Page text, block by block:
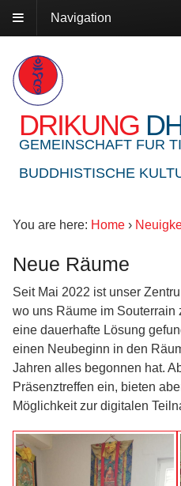
Navigation
DRIKUNG
GEMEINSCHAFT FUR
BUDDHISTISCHE
You are here: Home ›
Neue Räume
Seit Mai 2022 ist unser
wo uns Räume im Souterrain
eine dauerhafte Lösung
einen Neubeginn in den
Jahren alles begonnen hat.
Präsenztreffen ein, bieten
Möglichkeit zur digitalen